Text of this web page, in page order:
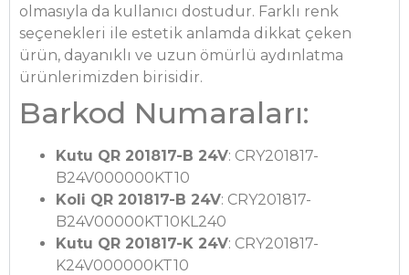
olmasıyla da kullanıcı dostudur. Farklı renk
seçenekleri ile estetik anlamda dikkat çeken
ürün, dayanıklı ve uzun ömürlü aydınlatma
ürünlerimizden birisidir.
Barkod Numaraları:
Kutu QR 201817-B 24V: CRY201817-
B24V000000KT10
Koli QR 201817-B 24V: CRY201817-
B24V00000KT10KL240
Kutu QR 201817-K 24V: CRY201817-
K24V000000KT10